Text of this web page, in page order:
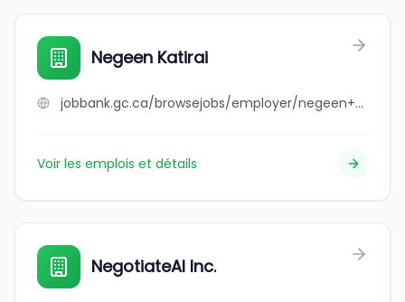
Negeen Katirai
jobbank.gc.ca/browsejobs/employer/negeen+katirai/ca
Voir les emplois et détails
NegotiateAI Inc.